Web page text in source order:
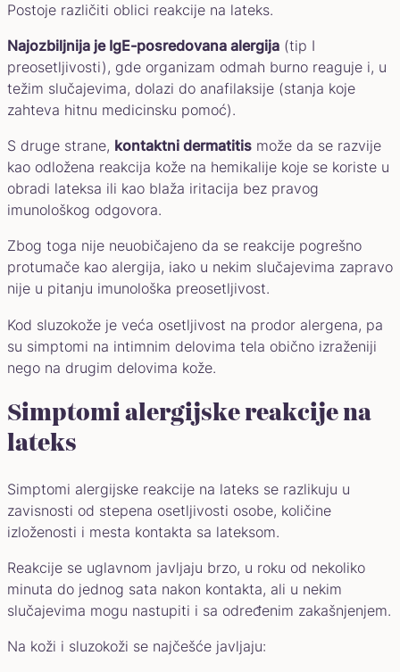
Postoje različiti oblici reakcije na lateks.
Najozbiljnija je IgE-posredovana alergija (tip I
preosetljivosti), gde organizam odmah burno reaguje i, u
težim slučajevima, dolazi do anafilaksije (stanja koje
zahteva hitnu medicinsku pomoć).
S druge strane, kontaktni dermatitis može da se razvije
kao odložena reakcija kože na hemikalije koje se koriste u
obradi lateksa ili kao blaža iritacija bez pravog
imunološkog odgovora.
Zbog toga nije neuobičajeno da se reakcije pogrešno
protumače kao alergija, iako u nekim slučajevima zapravo
nije u pitanju imunološka preosetljivost.
Kod sluzokože je veća osetljivost na prodor alergena, pa
su simptomi na intimnim delovima tela obično izraženiji
nego na drugim delovima kože.
Simptomi alergijske reakcije na
lateks
Simptomi alergijske reakcije na lateks se razlikuju u
zavisnosti od stepena osetljivosti osobe, količine
izloženosti i mesta kontakta sa lateksom.
Reakcije se uglavnom javljaju brzo, u roku od nekoliko
minuta do jednog sata nakon kontakta, ali u nekim
slučajevima mogu nastupiti i sa određenim zakašnjenjem.
Na koži i sluzokoži se najčešće javljaju: